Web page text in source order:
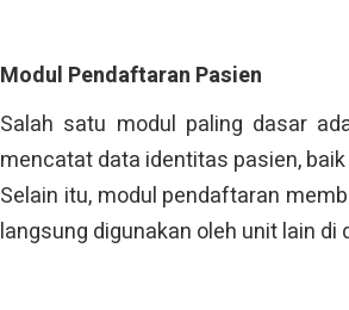
Modul Pendaftaran Pasien
Salah satu modul paling dasar
mencatat data identitas pasien,
Selain itu, modul pendaftaran
langsung digunakan oleh unit lain di